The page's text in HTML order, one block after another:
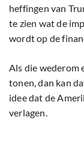
heffingen van
te zien wat de
wordt op de
Als die wederom
tonen, dan kan
idee dat de
verlagen.